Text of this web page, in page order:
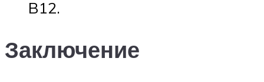
B12.
Заключение